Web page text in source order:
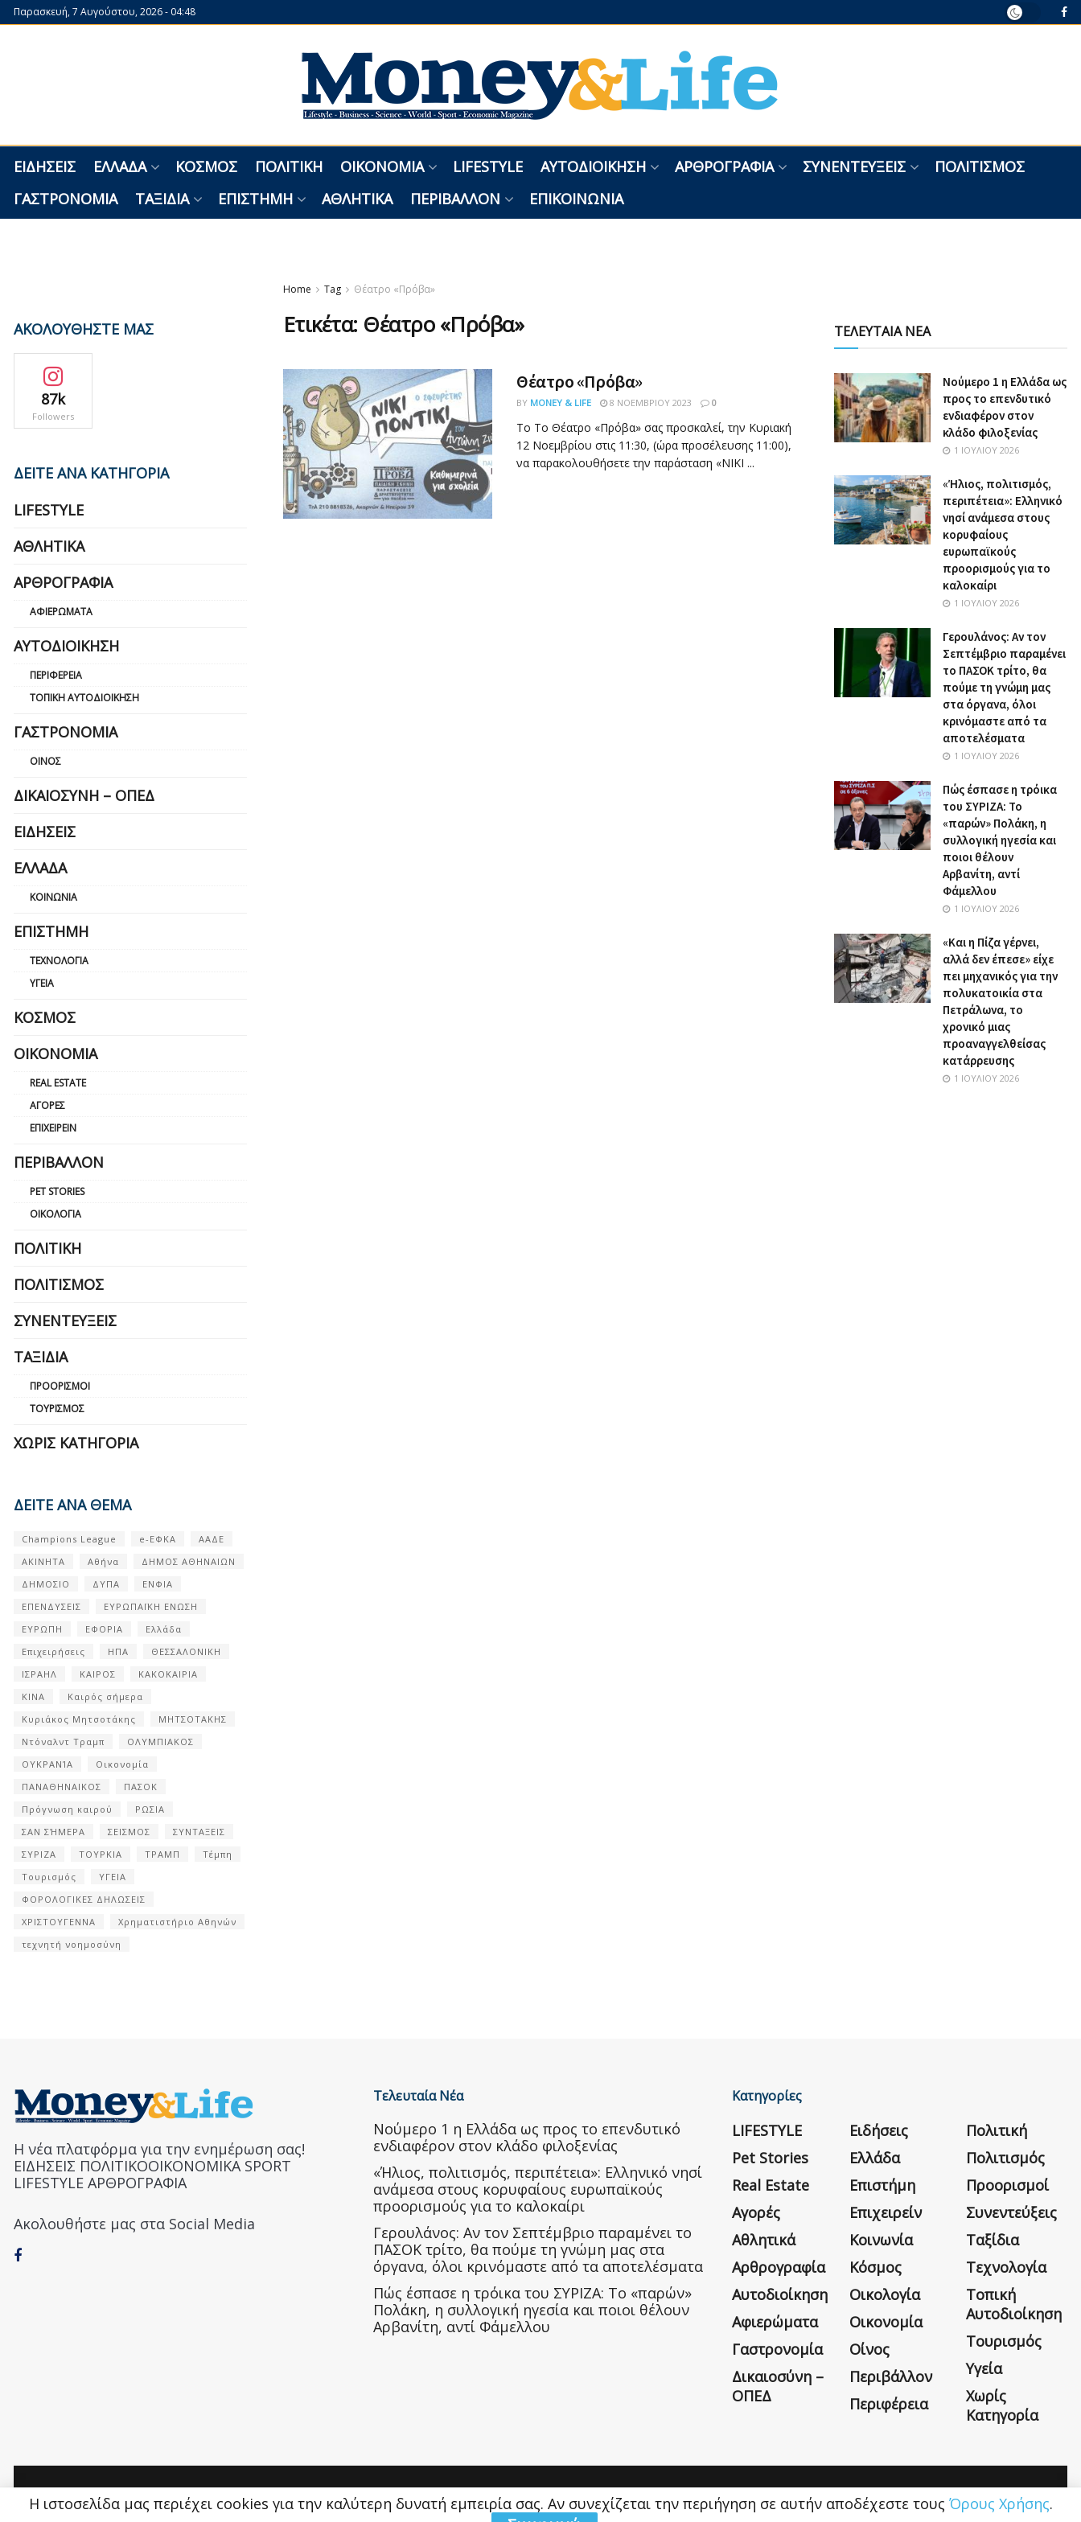
Παρασκευή, 7 Αυγούστου, 2026 - 04:48
ΕΙΔΉΣΕΙΣ ΕΛΛΆΔΑ ΚΌΣΜΟΣ ΠΟΛΙΤΙΚΉ ΟΙΚΟΝΟΜΊΑ LIFESTYLE ΑΥΤΟΔΙΟΊΚΗΣΗ ΑΡΘΡΟΓΡΑΦΊΑ ΣΥΝΕΝΤΕΎΞΕΙΣ
ΠΟΛΙΤΙΣΜΌΣ
ΓΑΣΤΡΟΝΟΜΊΑ
ΤΑΞΊΔΙΑ ΕΠΙΣΤΉΜΗ ΑΘΛΗΤΙΚΆ ΠΕΡΙΒΆΛΛΟΝ ΕΠΙΚΟΙΝΩΝΊΑ
Home Tag Θέατρο «Πρόβα»
Ετικέτα: Θέατρο «Πρόβα»
Θέατρο «Πρόβα»
BY MONEY & LIFE 8 ΝΟΕΜΒΡΊΟΥ 2023 0
Το Το Θέατρο «Πρόβα» σας προσκαλεί, την Κυριακή
12 Νοεμβρίου στις 11:30, (ώρα προσέλευσης 11:00),
να παρακολουθήσετε την παράσταση «ΝΙΚΙ ...
ΑΚΟΛΟΥΘΗΣΤΕ ΜΑΣ
87k
Followers
ΔΕΙΤΕ ΑΝΑ ΚΑΤΗΓΟΡΙΑ
LIFESTYLE
ΑΘΛΗΤΙΚΆ
ΑΡΘΡΟΓΡΑΦΊΑ
ΑΦΙΕΡΏΜΑΤΑ
ΑΥΤΟΔΙΟΊΚΗΣΗ
ΠΕΡΙΦΈΡΕΙΑ
ΤΟΠΙΚΉ ΑΥΤΟΔΙΟΊΚΗΣΗ
ΓΑΣΤΡΟΝΟΜΊΑ
ΟΊΝΟΣ
ΔΙΚΑΙΟΣΎΝΗ – ΟΠΕΔ
ΕΙΔΉΣΕΙΣ
ΕΛΛΆΔΑ
ΚΟΙΝΩΝΊΑ
ΕΠΙΣΤΉΜΗ
ΤΕΧΝΟΛΟΓΊΑ
ΥΓΕΊΑ
ΚΌΣΜΟΣ
ΟΙΚΟΝΟΜΊΑ
REAL ESTATE
ΑΓΟΡΈΣ
ΕΠΙΧΕΙΡΕΊΝ
ΠΕΡΙΒΆΛΛΟΝ
PET STORIES
ΟΙΚΟΛΟΓΊΑ
ΠΟΛΙΤΙΚΉ
ΠΟΛΙΤΙΣΜΌΣ
ΣΥΝΕΝΤΕΎΞΕΙΣ
ΤΑΞΊΔΙΑ
ΠΡΟΟΡΙΣΜΟΊ
ΤΟΥΡΙΣΜΌΣ
ΧΩΡΊΣ ΚΑΤΗΓΟΡΊΑ
ΔΕΙΤΕ ΑΝΑ ΘΕΜΑ
Champions League e-ΕΦΚΑ
ΑΑΔΕ
ΑΚΙΝΗΤΑ
Αθήνα
ΔΗΜΟΣ ΑΘΗΝΑΙΩΝ
ΔΗΜΟΣΙΟ
ΔΥΠΑ
ΕΝΦΙΑ
ΕΠΕΝΔΥΣΕΙΣ
ΕΥΡΩΠΑΪΚΗ ΕΝΩΣΗ
ΕΥΡΩΠΗ
ΕΦΟΡΙΑ
Ελλάδα
Επιχειρήσεις
ΗΠΑ
ΘΕΣΣΑΛΟΝΙΚΗ
ΙΣΡΑΗΛ
ΚΑΙΡΟΣ
ΚΑΚΟΚΑΙΡΙΑ
ΚΙΝΑ
Καιρός σήμερα
Κυριάκος Μητσοτάκης
ΜΗΤΣΟΤΑΚΗΣ
Ντόναλντ Τραμπ
ΟΛΥΜΠΙΑΚΟΣ
ΟΥΚΡΑΝΊΑ
Οικονομία
ΠΑΝΑΘΗΝΑΙΚΟΣ
ΠΑΣΟΚ
Πρόγνωση καιρού
ΡΩΣΙΑ
ΣΑΝ ΣΉΜΕΡΑ
ΣΕΙΣΜΟΣ
ΣΥΝΤΑΞΕΙΣ
ΣΥΡΙΖΑ
ΤΟΥΡΚΙΑ ΤΡΑΜΠ
Τέμπη
Τουρισμός
ΥΓΕΙΑ
ΦΟΡΟΛΟΓΙΚΕΣ ΔΗΛΩΣΕΙΣ
ΧΡΙΣΤΟΥΓΕΝΝΑ
Χρηματιστήριο Αθηνών
τεχνητή νοημοσύνη
ΤΕΛΕΥΤΑΙΑ ΝΕΑ
Nούμερο 1 η Ελλάδα ως
προς το επενδυτικό
ενδιαφέρον στον
κλάδο φιλοξενίας
1 ΙΟΥΛΊΟΥ 2026
«Ήλιος, πολιτισμός,
περιπέτεια»: Ελληνικό
νησί ανάμεσα στους
κορυφαίους
ευρωπαϊκούς
προορισμούς για το
καλοκαίρι
1 ΙΟΥΛΊΟΥ 2026
Γερουλάνος: Αν τον
Σεπτέμβριο παραμένει
το ΠΑΣΟΚ τρίτο, θα
πούμε τη γνώμη μας
στα όργανα, όλοι
κρινόμαστε από τα
αποτελέσματα
1 ΙΟΥΛΊΟΥ 2026
Πώς έσπασε η τρόικα
του ΣΥΡΙΖΑ: Το
«παρών» Πολάκη, η
συλλογική ηγεσία και
ποιοι θέλουν
Αρβανίτη, αντί
Φάμελλου
1 ΙΟΥΛΊΟΥ 2026
«Και η Πίζα γέρνει,
αλλά δεν έπεσε» είχε
πει μηχανικός για την
πολυκατοικία στα
Πετράλωνα, το
χρονικό μιας
προαναγγελθείσας
κατάρρευσης
1 ΙΟΥΛΊΟΥ 2026
Η νέα πλατφόρμα για την ενημέρωση σας!
ΕΙΔΗΣΕΙΣ ΠΟΛΙΤΙΚΟΟΙΚΟΝΟΜΙΚΑ SPORT
LIFESTYLE ΑΡΘΡΟΓΡΑΦΙΑ
Ακολουθήστε μας στα Social Media
Τελευταία Νέα
Nούμερο 1 η Ελλάδα ως προς το επενδυτικό
ενδιαφέρον στον κλάδο φιλοξενίας
«Ήλιος, πολιτισμός, περιπέτεια»: Ελληνικό νησί
ανάμεσα στους κορυφαίους ευρωπαϊκούς
προορισμούς για το καλοκαίρι
Γερουλάνος: Αν τον Σεπτέμβριο παραμένει το
ΠΑΣΟΚ τρίτο, θα πούμε τη γνώμη μας στα
όργανα, όλοι κρινόμαστε από τα αποτελέσματα
Πώς έσπασε η τρόικα του ΣΥΡΙΖΑ: Το «παρών»
Πολάκη, η συλλογική ηγεσία και ποιοι θέλουν
Αρβανίτη, αντί Φάμελλου
Κατηγορίες
LIFESTYLE
Pet Stories
Real Estate
Αγορές
Αθλητικά
Αρθρογραφία
Αυτοδιοίκηση
Αφιερώματα
Γαστρονομία
Δικαιοσύνη –
ΟΠΕΔ
Ειδήσεις
Ελλάδα
Επιστήμη
Επιχειρείν
Κοινωνία
Κόσμος
Οικολογία
Οικονομία
Οίνος
Περιβάλλον
Περιφέρεια
Πολιτική
Πολιτισμός
Προορισμοί
Συνεντεύξεις
Ταξίδια
Τεχνολογία
Τοπική
Αυτοδιοίκηση
Τουρισμός
Υγεία
Χωρίς
Κατηγορία
Η εταιρεία Όροι Χρήσης Επικοινωνία
Η ιστοσελίδα μας περιέχει cookies για την καλύτερη δυνατή εμπειρία σας. Αν συνεχίζεται την περιήγηση σε αυτήν αποδέχεστε τους Όρους Χρήσης.